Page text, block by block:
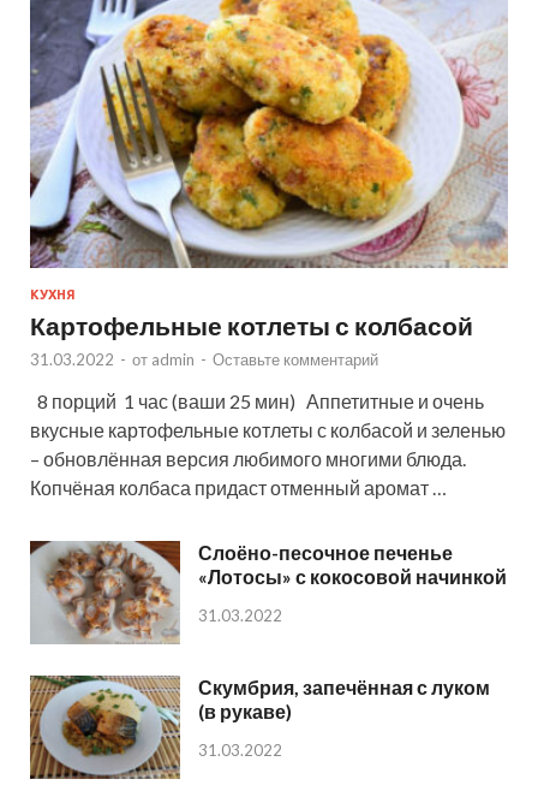
КУХНЯ
Картофельные котлеты с колбасой
31.03.2022 - от admin - Оставьте комментарий
8 порций 1 час (ваши 25 мин) Аппетитные и очень
вкусные картофельные котлеты с колбасой и зеленью
– обновлённая версия любимого многими блюда.
Копчёная колбаса придаст отменный аромат …
Слоёно-песочное печенье
«Лотосы» с кокосовой начинкой
31.03.2022
Скумбрия, запечённая с луком
(в рукаве)
31.03.2022